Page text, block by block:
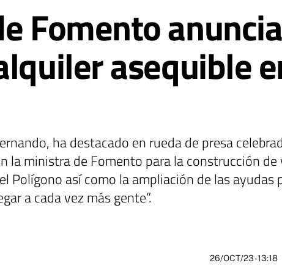
Fomento
asequible
ha destacado en rueda de presa
la ministra de Fomento para la construcción
Polígono así como la ampliación de las
a cada vez más gente”.
26/OCT/23- 13:18